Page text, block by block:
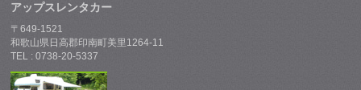
アップスレンタカー
〒649-1521
和歌山県日高郡印南町美里1264-11
TEL : 0738-20-5337